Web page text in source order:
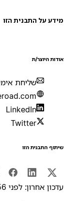
על התבנית הזו
היוצר/ת
שליחת אימייל
LinkedIn
Twitter
התבנית הזו
אחרון: לפני 56 שנים